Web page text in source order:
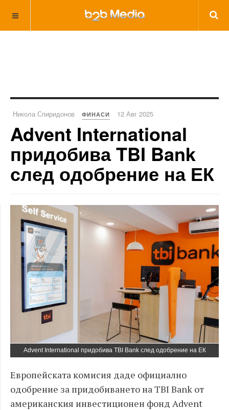
Никола Спиридонов ФИНАСИ 12 Авг 2025
Advent International
придобива TBI Bank
след одобрение на ЕК
Advent International придобива TBI Bank след одобрение на ЕК
Европейската комисия даде официално
одобрение за придобиването на TBI Bank от
американския инвестиционен фонд Advent